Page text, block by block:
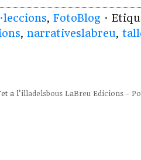
, FotoBlog ·
, narrativeslabreu,
a l'illadelsbous LaBreu Edicions -